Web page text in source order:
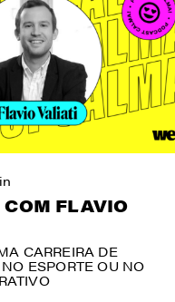
FLAVIO
CARREIRA DE
ESPORTE OU NO